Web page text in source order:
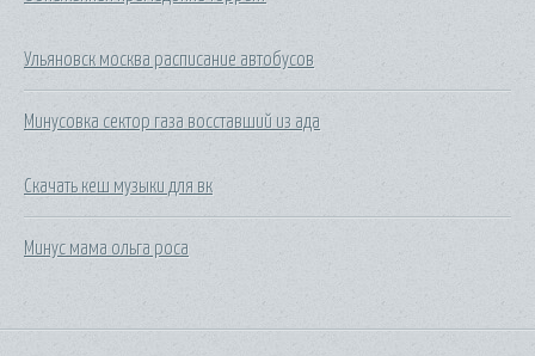
Ульяновск москва расписание автобусов
Минусовка сектор газа восставший из ада
Скачать кеш музыки для вк
Минус мама ольга роса